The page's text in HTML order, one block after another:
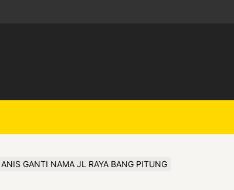
GANTI NAMA JL RAYA BANG PITUNG